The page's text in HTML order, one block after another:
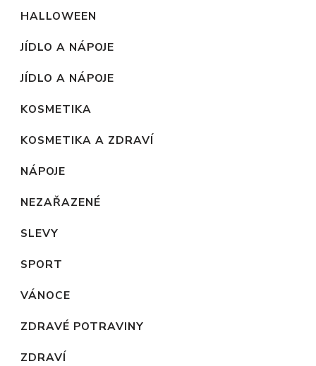
HALLOWEEN
JÍDLO A NÁPOJE
JÍDLO A NÁPOJE
KOSMETIKA
KOSMETIKA A ZDRAVÍ
NÁPOJE
NEZAŘAZENÉ
SLEVY
SPORT
VÁNOCE
ZDRAVÉ POTRAVINY
ZDRAVÍ